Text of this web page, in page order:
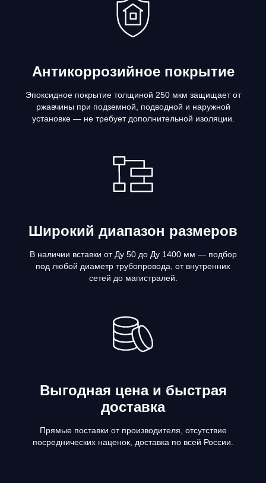
Антикоррозийное покрытие
Эпоксидное покрытие толщиной 250 мкм защищает от
ржавчины при подземной, подводной и наружной
установке — не требует дополнительной изоляции.
Широкий диапазон размеров
В наличии вставки от Ду 50 до Ду 1400 мм — подбор
под любой диаметр трубопровода, от внутренних
сетей до магистралей.
Выгодная цена и быстрая
доставка
Прямые поставки от производителя, отсутствие
посреднических наценок, доставка по всей России.